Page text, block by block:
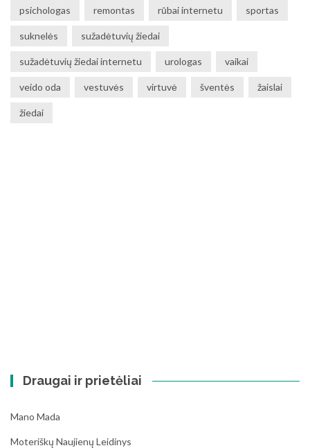
psichologas remontas rūbai internetu sportas
suknelės sužadėtuvių žiedai
sužadėtuvių žiedai internetu urologas vaikai
veido oda vestuvės virtuvė šventės žaislai
žiedai
Draugai ir prietėliai
Mano Mada
Moteriškų Naujienų Leidinys